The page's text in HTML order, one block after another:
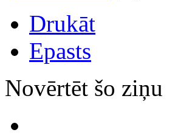
Drukāt
Epasts
Novērtēt šo ziņu